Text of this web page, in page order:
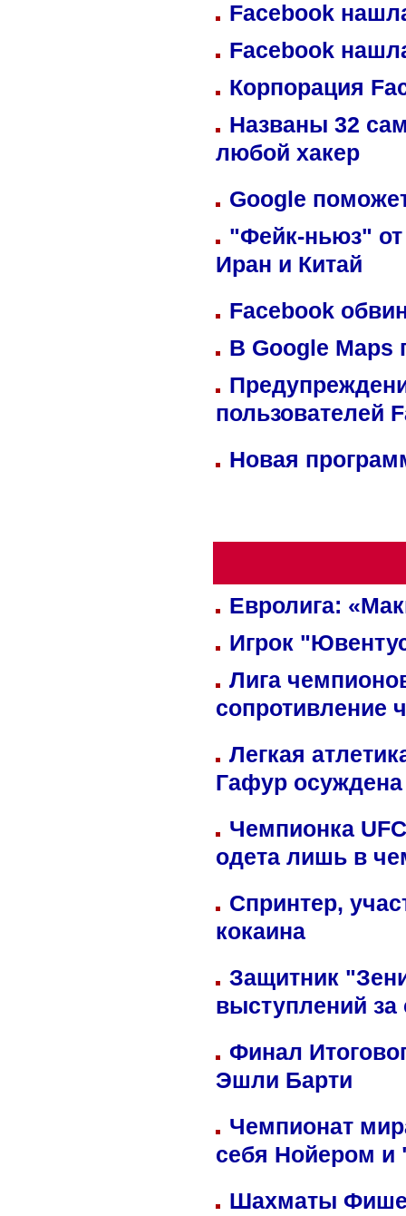
Facebook
Facebook
Корпорация
Названы 32
любой хакер
Google
"Фейк-ньюз" от
Иран и Китай
Facebook
В Google Maps
пользователей
Новая
Евролига:
Игрок
Лига
сопротивление
Легкая
Гафур осуждена
Чемпионка
одета лишь в
Спринтер,
кокаина
Защитник
выступлений
Финал
Эшли Барти
Чемпионат
себя Нойером и
Шахматы